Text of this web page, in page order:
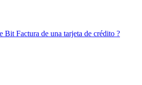
Bit Factura de una tarjeta de crédito ?